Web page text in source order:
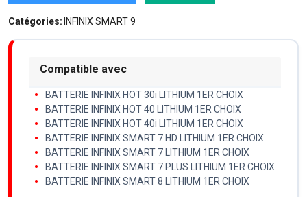
Catégories: INFINIX SMART 9
Compatible avec
BATTERIE INFINIX HOT 30i LITHIUM 1ER CHOIX
BATTERIE INFINIX HOT 40 LITHIUM 1ER CHOIX
BATTERIE INFINIX HOT 40i LITHIUM 1ER CHOIX
BATTERIE INFINIX SMART 7 HD LITHIUM 1ER CHOIX
BATTERIE INFINIX SMART 7 LITHIUM 1ER CHOIX
BATTERIE INFINIX SMART 7 PLUS LITHIUM 1ER CHOIX
BATTERIE INFINIX SMART 8 LITHIUM 1ER CHOIX